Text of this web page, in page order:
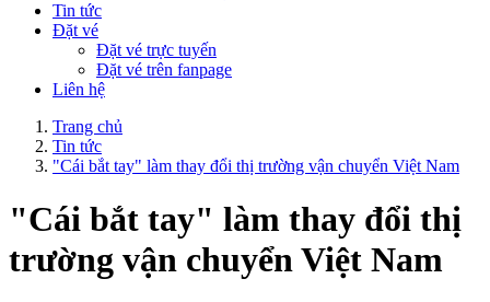
Tin tức
Đặt vé
Đặt vé trực tuyến
Đặt vé trên fanpage
Liên hệ
Trang chủ
Tin tức
"Cái bắt tay" làm thay đổi thị trường vận chuyển Việt Nam
"Cái bắt tay" làm thay đổi thị
trường vận chuyển Việt Nam